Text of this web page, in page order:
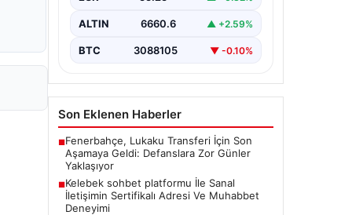
bir şekilde bağlantı oluşturması ciddi
olarak…
ALTIN 6660.6 ▲ +2.59%
BTC 3088105 ▼ -0.10%
Son Eklenen Haberler
■Fenerbahçe, Lukaku Transferi İçin Son
Aşamaya Geldi: Defanslara Zor Günler
Yaklaşıyor
■Kelebek sohbet platformu İle Sanal
İletişimin Sertifikalı Adresi Ve Muhabbet
Deneyimi